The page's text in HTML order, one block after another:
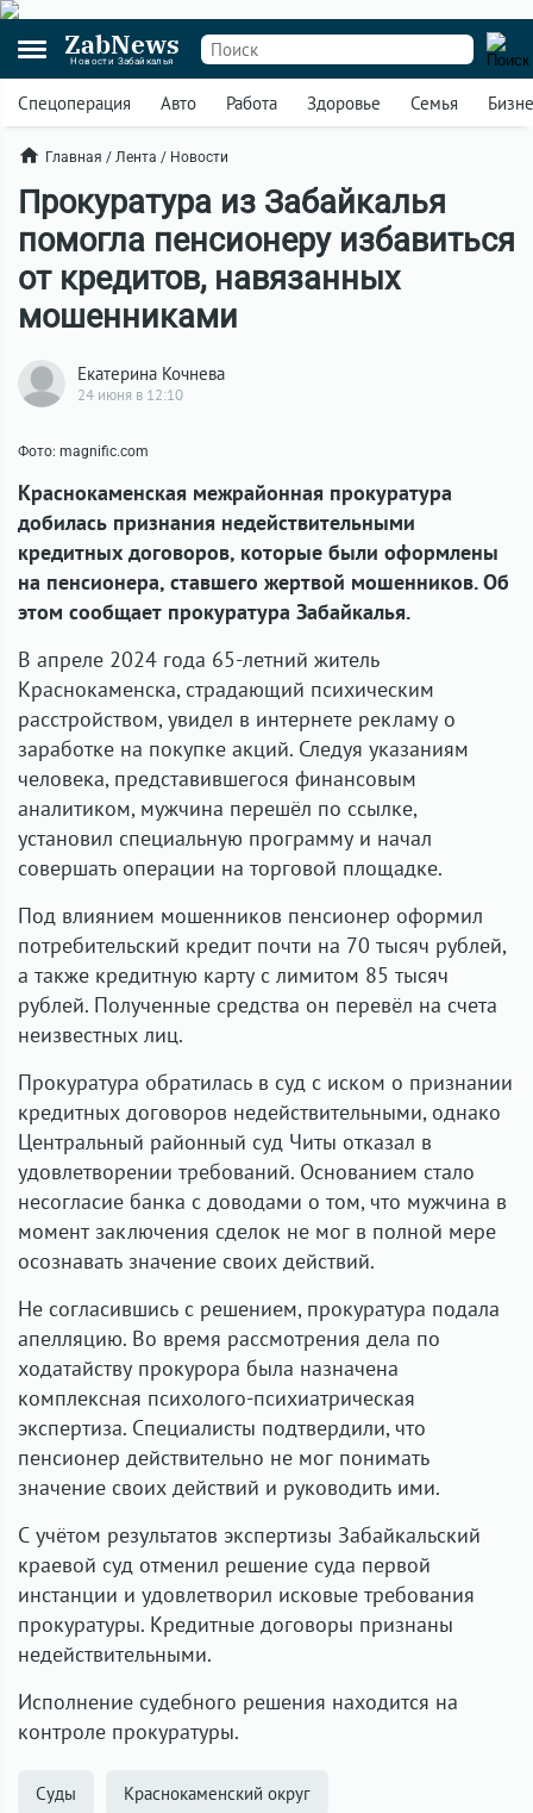
ZabNews
Новости Забайкалья
Спецоперация Авто Работа Здоровье Семья
Главная / Лента / Новости
Прокуратура из Забайкалья
помогла пенсионеру избавиться
от кредитов, навязанных
мошенниками
Екатерина Кочнева
24 июня в 12:10
Фото: magnific.com
Краснокаменская межрайонная прокуратура
добилась признания недействительными
кредитных договоров, которые были оформлены
на пенсионера, ставшего жертвой мошенников. Об
этом сообщает прокуратура Забайкалья.
В апреле 2024 года 65-летний житель
Краснокаменска, страдающий психическим
расстройством, увидел в интернете рекламу о
заработке на покупке акций. Следуя указаниям
человека, представившегося финансовым
аналитиком, мужчина перешёл по ссылке,
установил специальную программу и начал
совершать операции на торговой площадке.
Под влиянием мошенников пенсионер оформил
потребительский кредит почти на 70 тысяч рублей,
а также кредитную карту с лимитом 85 тысяч
рублей. Полученные средства он перевёл на счета
неизвестных лиц.
Прокуратура обратилась в суд с иском о признании
кредитных договоров недействительными, однако
Центральный районный суд Читы отказал в
удовлетворении требований. Основанием стало
несогласие банка с доводами о том, что мужчина в
момент заключения сделок не мог в полной мере
осознавать значение своих действий.
Не согласившись с решением, прокуратура подала
апелляцию. Во время рассмотрения дела по
ходатайству прокурора была назначена
комплексная психолого-психиатрическая
экспертиза. Специалисты подтвердили, что
пенсионер действительно не мог понимать
значение своих действий и руководить ими.
С учётом результатов экспертизы Забайкальский
краевой суд отменил решение суда первой
инстанции и удовлетворил исковые требования
прокуратуры. Кредитные договоры признаны
недействительными.
Исполнение судебного решения находится на
контроле прокуратуры.
Суды Краснокаменский округ